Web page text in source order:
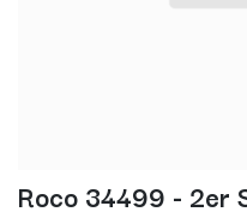
Roco 34499 - 2er